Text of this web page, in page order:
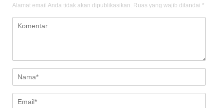
Alamat email Anda tidak akan dipublikasikan. Ruas yang wajib ditandai *